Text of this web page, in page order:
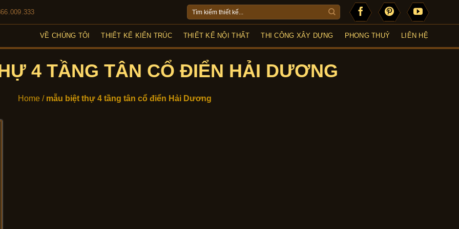
Tìm
kiếm:
VỀ CHÚNG TÔI THIẾT KẾ KIẾN TRÚC THIẾT KẾ NỘI THẤT THI CÔNG XÂY DỰNG PHONG THUỶ LIÊN HỆ
4 TẦNG TÂN CỔ ĐIỂN HẢI DƯƠNG
Home / mẫu biệt thự 4 tầng tân cổ điển Hải Dương